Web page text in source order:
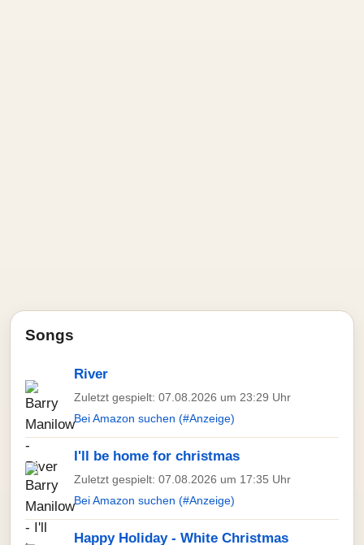
Songs
River
Zuletzt gespielt: 07.08.2026 um 23:29 Uhr
Bei Amazon suchen (#Anzeige)
I'll be home for christmas
Zuletzt gespielt: 07.08.2026 um 17:35 Uhr
Bei Amazon suchen (#Anzeige)
Happy Holiday - White Christmas